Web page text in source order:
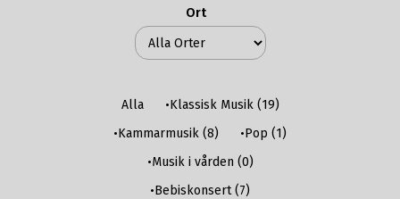
Ort
Alla •Klassisk Musik(19)
•Kammarmusik (8) •Pop (1)
•Musik i vården (0)
•Bebiskonsert(7)